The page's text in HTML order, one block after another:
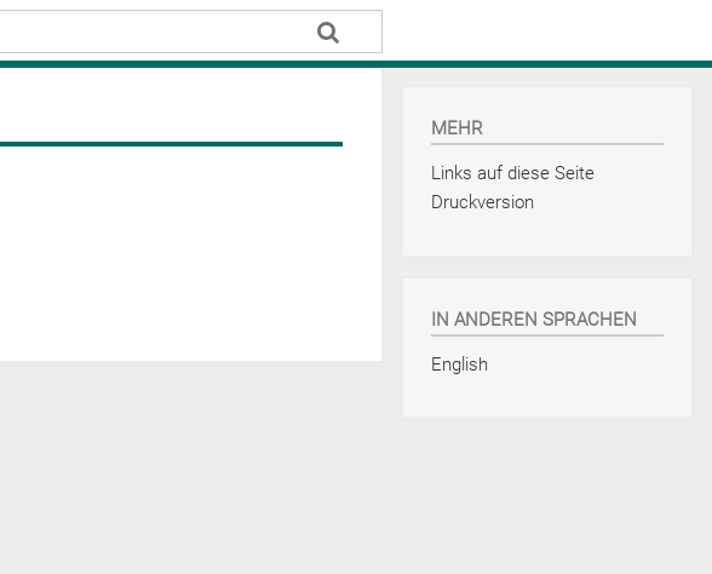
MEHR
Links auf diese Seite
Druckversion
IN ANDEREN SPRACHEN
English